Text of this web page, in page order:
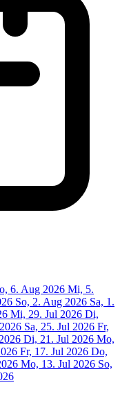
6. Aug 2026 Mi, 5.
So, 2. Aug 2026 Sa, 1.
Mi, 29. Jul 2026 Di,
Sa, 25. Jul 2026 Fr,
Di, 21. Jul 2026 Mo,
Fr, 17. Jul 2026 Do,
Mo, 13. Jul 2026 So,